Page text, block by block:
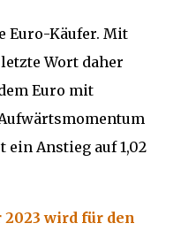
Euro-Käufer. Mit
Wort daher
Euro mit
Anstieg auf 1,02
2023 wird für den